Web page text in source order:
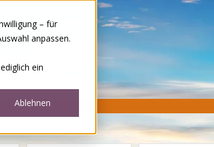
– für
anpassen.
ein
Ablehnen